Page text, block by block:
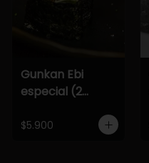
Gunkan Ebi
especial (2
$5.900